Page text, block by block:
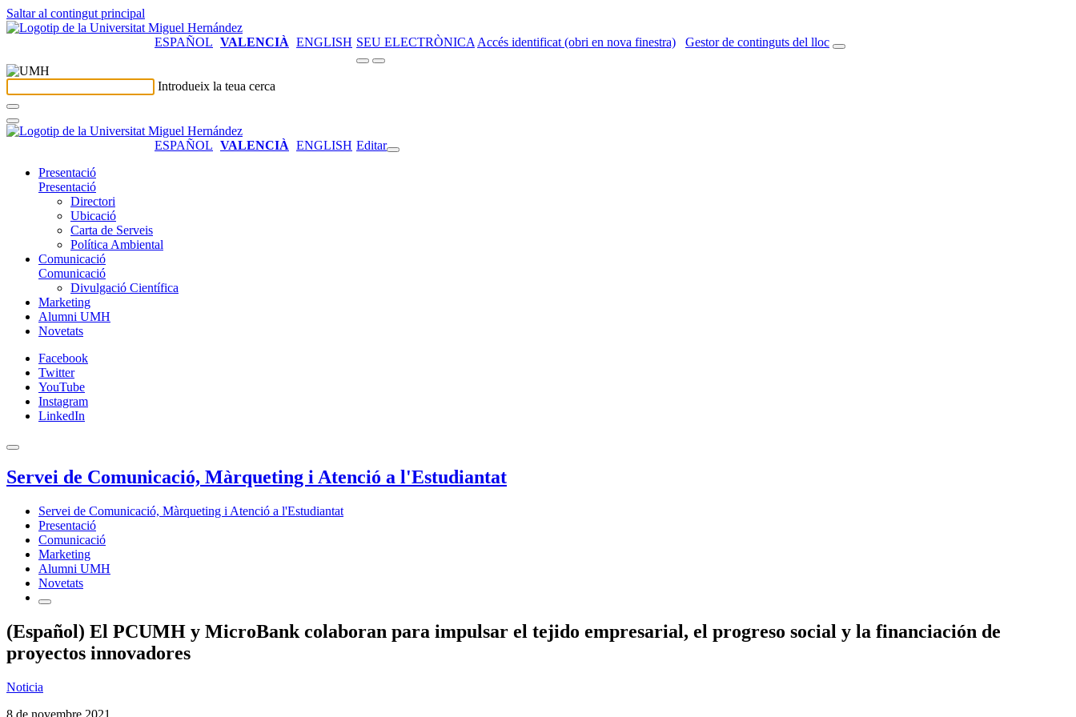
Saltar al contingut principal
ESPAÑOL VALENCIÀ ENGLISH SEU ELECTRÒNICA Accés identificat (obri en nova finestra) Gestor de continguts del lloc
Introdueix la teua cerca
ESPAÑOL VALENCIÀ ENGLISH Editar
Presentació
Presentació
Directori
Ubicació
Carta de Serveis
Política Ambiental
Comunicació
Comunicació
Divulgació Científica
Marketing
Alumni UMH
Novetats
Facebook
Twitter
YouTube
Instagram
LinkedIn
Servei de Comunicació, Màrqueting i Atenció a l'Estudiantat
Servei de Comunicació, Màrqueting i Atenció a l'Estudiantat
Presentació
Comunicació
Marketing
Alumni UMH
Novetats
(Español) El PCUMH y MicroBank colaboran para impulsar el tejido empresarial, el progreso social y la financiación de
proyectos innovadores
Noticia
8 de novembre 2021